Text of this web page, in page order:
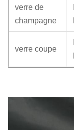
verre de
champagne
verre coupe